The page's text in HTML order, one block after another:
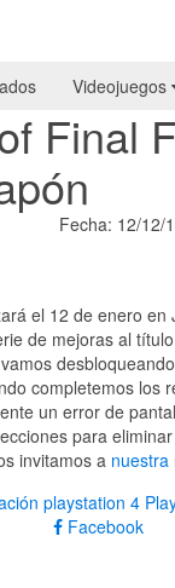
Videojuegos
Final
Fecha: 12/12/
el 12 de enero en
de mejoras al
completemos los
un error de
para
invitamos a nuestra
playstation 4
Facebook